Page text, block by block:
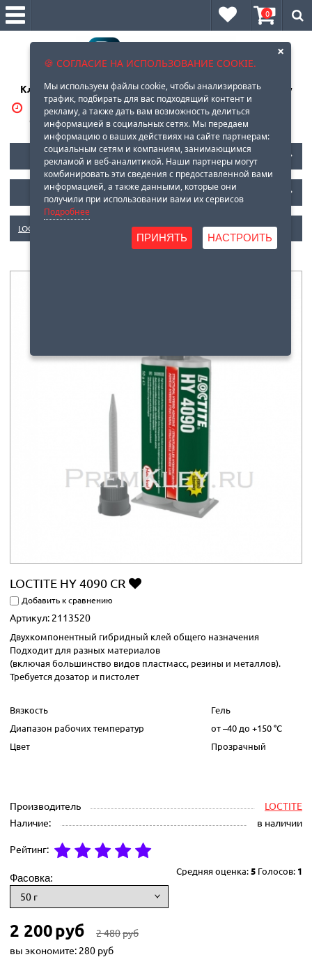
0
Клеи, герметики, очистители, смазки оптом и в розницу
ВРЕМЯ РАБОТЫ:
С 10-00 до 18-00
8 (929)569-88-96
КАТАЛОГ LOCTITE
НОВОСТИ
LOCTITE 4.ГИБРИДНЫЕ ТЕХНОЛОГИИ» Loctite HY 4090 CR
LOCTITE HY 4090 CR
Добавить к сравнению
Артикул: 2113520
Двухкомпонентный гибридный клей общего назначения
Подходит для разных материалов
(включая большинство видов пластмасс, резины и металлов).
Требуется дозатор и пистолет
Вязкость
Гель
Диапазон рабочих температур
от –40 до +150 °C
Цвет
Прозрачный
Производитель
LOCTITE
Наличие:
в наличии
Рейтинг:
Средняя оценка:5 Голосов: 1
Фасовка:
2 200руб 2 480руб
вы экономите: 280 руб
×
🍪 СОГЛАСИЕ НА ИСПОЛЬЗОВАНИЕ COOKIE.
Мы используем файлы cookie, чтобы анализировать
трафик, подбирать для вас подходящий контент и
рекламу, а также дать вам возможность делиться
информацией в социальных сетях. Мы передаем
информацию о ваших действиях на сайте партнерам:
социальным сетям и компаниям, занимающимся
рекламой и веб-аналитикой. Наши партнеры могут
комбинировать эти сведения с предоставленной вами
информацией, а также данными, которые они
получили при использовании вами их сервисов
Подробнее
ПРИНЯТЬ НАСТРОИТЬ